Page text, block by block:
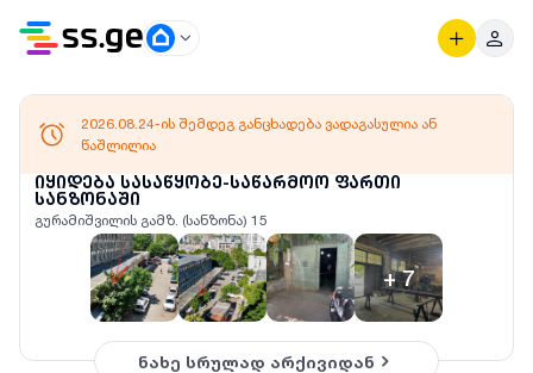
იყიდება სასაწყობე-საწარმოო ფართი
სანზონაში
გურამიშვილის გამზ. (სანზონა) 15
+7
2026.08.24-ის შემდეგ განცხადება ვადაგასულია ან
წაშლილია
ნახე სრულად არქივიდან